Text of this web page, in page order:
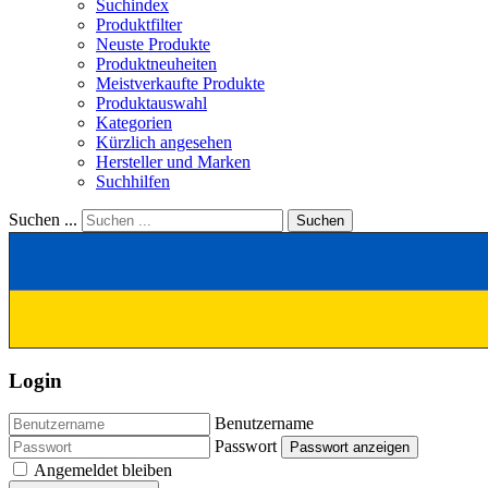
Suchindex
Produktfilter
Neuste Produkte
Produktneuheiten
Meistverkaufte Produkte
Produktauswahl
Kategorien
Kürzlich angesehen
Hersteller und Marken
Suchhilfen
Suchen ... Suchen
Login
Benutzername
Passwort
Passwort anzeigen
Angemeldet bleiben